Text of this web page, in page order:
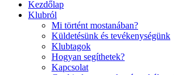
Kezdőlap
Klubról
Mi történt mostanában?
Küldetésünk és tevékenységünk
Klubtagok
Hogyan segíthetek?
Kapcsolat